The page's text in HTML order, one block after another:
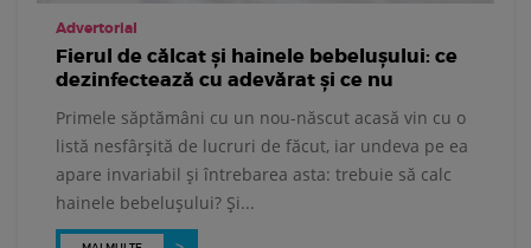
Advertorial
Fierul de călcat și hainele bebelușului: ce
dezinfectează cu adevărat și ce nu
Primele săptămâni cu un nou-născut acasă vin cu o
listă nesfârșită de lucruri de făcut, iar undeva pe ea
apare invariabil și întrebarea asta: trebuie să calc
hainele bebelușului? Și...